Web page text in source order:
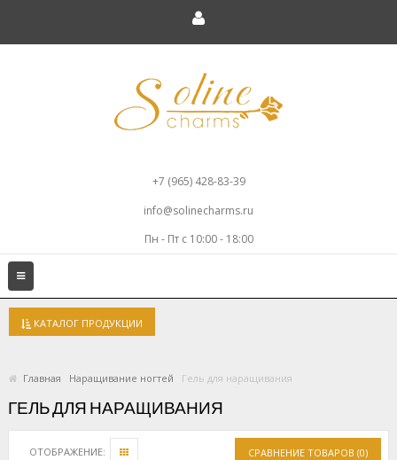
+7 (965) 428-83-39
info@solinecharms.ru
Пн - Пт с 10:00 - 18:00
Toggle
navigation
КАТАЛОГ ПРОДУКЦИИ
Главная Наращивание ногтей Гель для наращивания
ГЕЛЬ ДЛЯ НАРАЩИВАНИЯ
ОТОБРАЖЕНИЕ:
СРАВНЕНИЕ ТОВАРОВ (0)